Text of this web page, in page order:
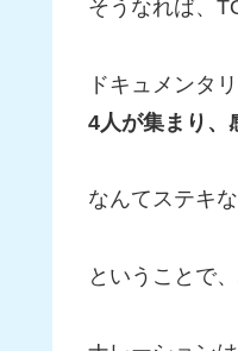
そうなれば、
ドキュメンタ
4人が集まり、
なんてステキな
ということで